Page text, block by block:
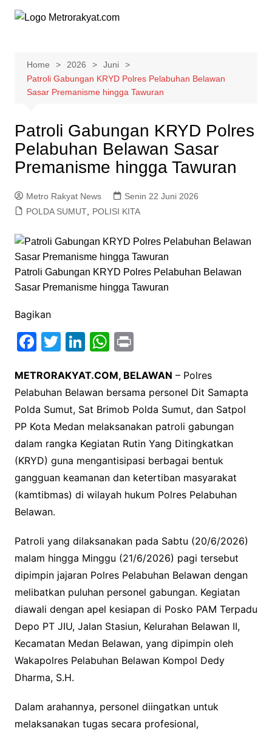
Home 2026
Juni
Patroli Gabungan KRYD Polres Pelabuhan Belawan
Sasar Premanisme hingga Tawuran
Patroli Gabungan KRYD Polres
Pelabuhan Belawan Sasar
Premanisme hingga Tawuran
Metro Rakyat News
Senin 22 Juni 2026
POLDA SUMUT, POLISI KITA
Patroli Gabungan KRYD Polres Pelabuhan Belawan
Sasar Premanisme hingga Tawuran
Bagikan
F
c
e
b
o
o
k
T
itt
er
Li
k
e
dI
n
W
at
s
A
p
p
Pr
t
METRORAKYAT.COM, BELAWAN – Polres
Pelabuhan Belawan bersama personel Dit Samapta
Polda Sumut, Sat Brimob Polda Sumut, dan Satpol
PP Kota Medan melaksanakan patroli gabungan
dalam rangka Kegiatan Rutin Yang Ditingkatkan
(KRYD) guna mengantisipasi berbagai bentuk
gangguan keamanan dan ketertiban masyarakat
(kamtibmas) di wilayah hukum Polres Pelabuhan
Belawan.
Patroli yang dilaksanakan pada Sabtu (20/6/2026)
malam hingga Minggu (21/6/2026) pagi tersebut
dipimpin jajaran Polres Pelabuhan Belawan dengan
melibatkan puluhan personel gabungan. Kegiatan
diawali dengan apel kesiapan di Posko PAM Terpadu
Depo PT JIU, Jalan Stasiun, Kelurahan Belawan II,
Kecamatan Medan Belawan, yang dipimpin oleh
Wakapolres Pelabuhan Belawan Kompol Dedy
Dharma, S.H.
Dalam arahannya, personel diingatkan untuk
melaksanakan tugas secara profesional,